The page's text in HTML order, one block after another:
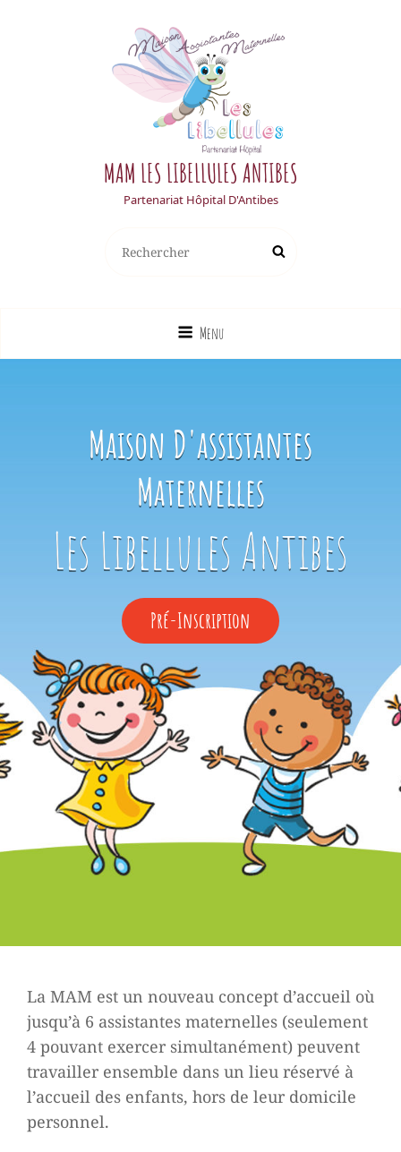
MAM LES LIBELLULES ANTIBES
Partenariat Hôpital D'Antibes
for:
Search
Menu
Maison D'assistantes
Maternelles
Les Libellules Antibes
Pré-Inscription
Inscription
La MAM est un nouveau concept d’accueil où
jusqu’à 6 assistantes maternelles (seulement
4 pouvant exercer simultanément) peuvent
travailler ensemble dans un lieu réservé à
l’accueil des enfants, hors de leur domicile
personnel.